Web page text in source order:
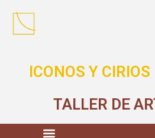
ICONOS Y CIRIOS
TALLER DE